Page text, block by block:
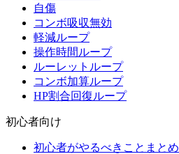
自傷
コンボ吸収無効
軽減ループ
操作時間ループ
ルーレットループ
コンボ加算ループ
HP割合回復ループ
初心者向け
初心者がやるべきことまとめ